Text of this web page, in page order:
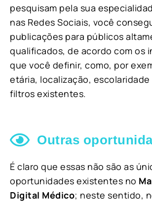
pesquisam pela sua
nas Redes Sociais, você
publicações para públicos
qualificados, de acordo com os
que você definir, como, por
etária, localização,
filtros existentes.
Outras
É claro que essas não são as
oportunidades existentes no
Digital Médico; neste sentido,